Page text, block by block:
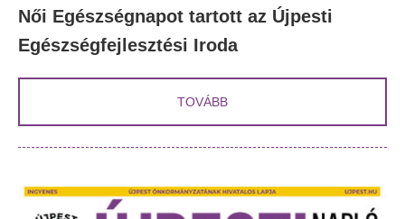
Női Egészségnapot tartott az Újpesti
Egészségfejlesztési Iroda
TOVÁBB